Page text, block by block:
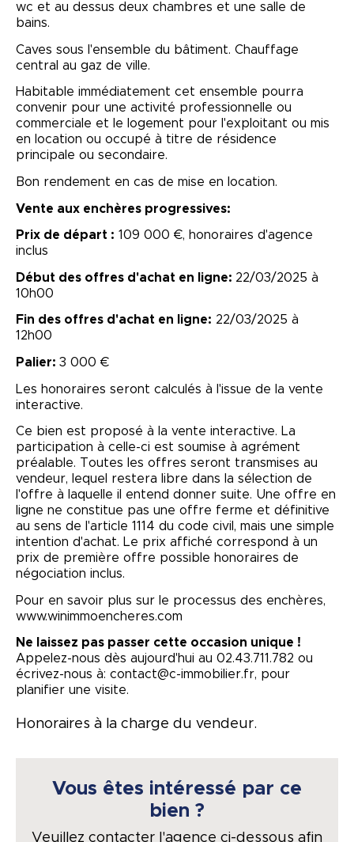
wc et au dessus deux chambres et une salle de
bains.
Caves sous l'ensemble du bâtiment. Chauffage
central au gaz de ville.
Habitable immédiatement cet ensemble pourra
convenir pour une activité professionnelle ou
commerciale et le logement pour l'exploitant ou mis
en location ou occupé à titre de résidence
principale ou secondaire.
Bon rendement en cas de mise en location.
Vente aux enchères progressives:
Prix de départ : 109 000 €, honoraires d'agence
inclus
Début des offres d'achat en ligne: 22/03/2025 à
10h00
Fin des offres d'achat en ligne: 22/03/2025 à
12h00
Palier: 3 000 €
Les honoraires seront calculés à l'issue de la vente
interactive.
Ce bien est proposé à la vente interactive. La
participation à celle-ci est soumise à agrément
préalable. Toutes les offres seront transmises au
vendeur, lequel restera libre dans la sélection de
l'offre à laquelle il entend donner suite. Une offre en
ligne ne constitue pas une offre ferme et définitive
au sens de l'article 1114 du code civil, mais une simple
intention d'achat. Le prix affiché correspond à un
prix de première offre possible honoraires de
négociation inclus.
Pour en savoir plus sur le processus des enchères,
www.winimmoencheres.com
Ne laissez pas passer cette occasion unique !
Appelez-nous dès aujourd'hui au 02.43.711.782 ou
écrivez-nous à: contact@c-immobilier.fr, pour
planifier une visite.
Honoraires à la charge du vendeur.
Vous êtes intéressé par ce
bien ?
Veuillez contacter l'agence ci-dessous afin